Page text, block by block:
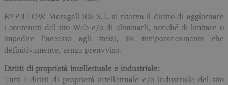
BYPILLOW Maragall 105 S.L. si riserva il diritto di aggiornare
i contenuti del sito Web e/o di eliminarli, nonché di limitare o
impedire l’accesso agli stessi, sia temporaneamente che
definitivamente, senza preavviso.
Diritti di proprietà intellettuale e industriale:
Tutti i diritti di proprietà intellettuale e/o industriale del sito